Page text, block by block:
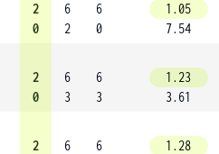
2
0
6
2
6
0
1.05
7.54
2
0
6
3
6
3
1.23
3.61
2
6
6
1.28